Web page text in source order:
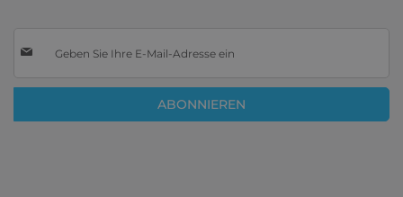
Sie
für
Newsletter
ABONNIEREN